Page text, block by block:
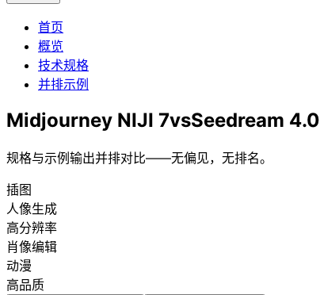
首页
概览
技术规格
并排示例
Midjourney NIJI 7vsSeedream 4.0
规格与示例输出并排对比——无偏见，无排名。
插图
人像生成
高分辨率
肖像编辑
动漫
高品质